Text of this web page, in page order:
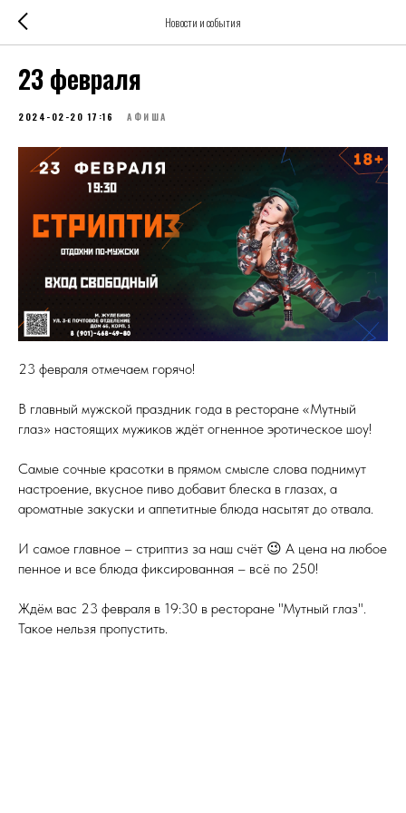
Новости и события
23 февраля
2024-02-20 17:16 АФИША
23 февраля отмечаем горячо!
В главный мужской праздник года в ресторане «Мутный
глаз» настоящих мужиков ждёт огненное эротическое шоу!
Самые сочные красотки в прямом смысле слова поднимут
настроение, вкусное пиво добавит блеска в глазах, а
ароматные закуски и аппетитные блюда насытят до отвала.
И самое главное – стриптиз за наш счёт 😉 А цена на любое
пенное и все блюда фиксированная – всё по 250!
Ждём вас 23 февраля в 19:30 в ресторане "Мутный глаз".
Такое нельзя пропустить.